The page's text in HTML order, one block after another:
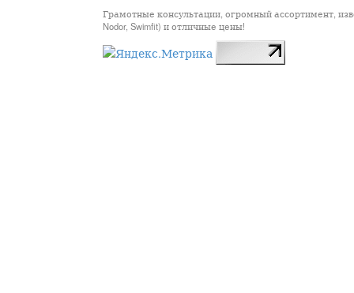
Грамотные консультации, огромный ассортимент,
Nodor, Swimfit) и отличные цены!